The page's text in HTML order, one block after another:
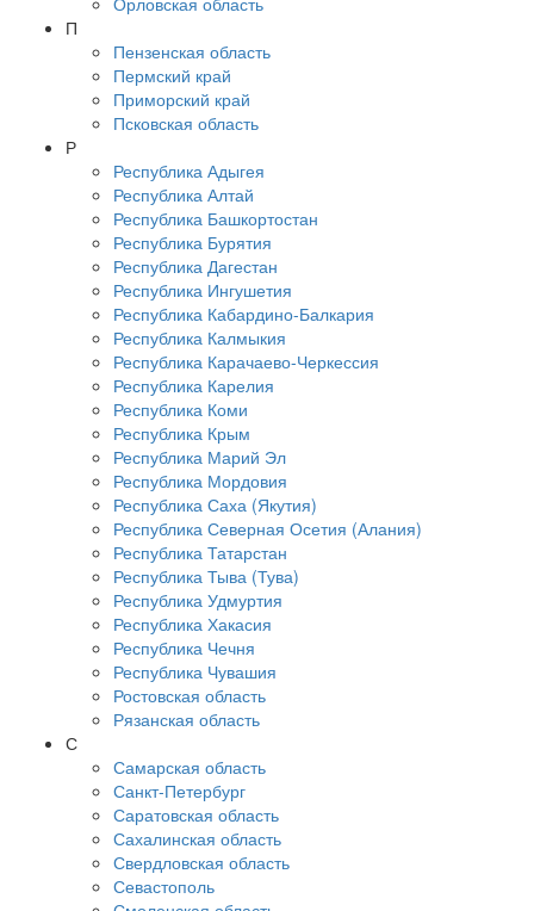
П
Пензенская область
Пермский край
Приморский край
Псковская область
Р
Республика Адыгея
Республика Алтай
Республика Башкортостан
Республика Бурятия
Республика Дагестан
Республика Ингушетия
Республика Кабардино-Балкария
Республика Калмыкия
Республика Карачаево-Черкессия
Республика Карелия
Республика Коми
Республика Крым
Республика Марий Эл
Республика Мордовия
Республика Саха (Якутия)
Республика Северная Осетия (Алания)
Республика Татарстан
Республика Тыва (Тува)
Республика Удмуртия
Республика Хакасия
Республика Чечня
Республика Чувашия
Ростовская область
Рязанская область
С
Самарская область
Санкт-Петербург
Саратовская область
Сахалинская область
Свердловская область
Севастополь